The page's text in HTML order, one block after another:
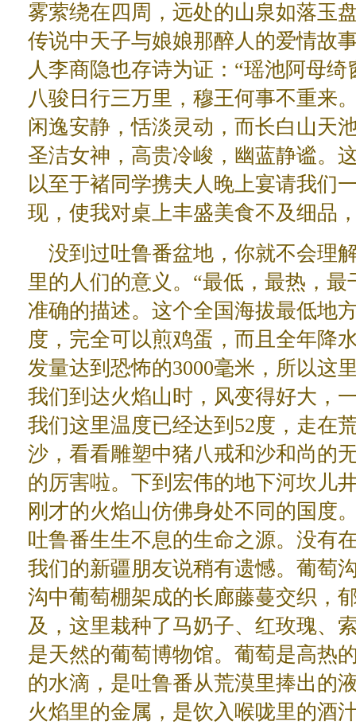
雾萦绕在四周，远处的山泉如落玉
传说中天子与娘娘那醉人的爱情故
人李商隐也存诗为证：“瑶池阿母
八骏日行三万里，穆王何事不重来
闲逸安静，恬淡灵动，而长白山天
圣洁女神，高贵冷峻，幽蓝静谧。
以至于褚同学携夫人晚上宴请我们
现，使我对桌上丰盛美食不及细品
没到过吐鲁番盆地，你就不会理
里的人们的意义。“最低，最热，
准确的描述。这个全国海拔最低地
度，完全可以煎鸡蛋，而且全年降
发量达到恐怖的3000毫米 ，所以这
我们到达火焰山时，风变得好大，
我们这里温度已经达到52度，走在
沙，看看雕塑中猪八戒和沙和尚的
的厉害啦。下到宏伟的地下河坎儿
刚才的火焰山仿佛身处不同的国度
吐鲁番生生不息的生命之源。没有
我们的新疆朋友说稍有遗憾。葡萄
沟中葡萄棚架成的长廊藤蔓交织，
及，这里栽种了马奶子、红玫瑰、
是天然的葡萄博物馆。葡萄是高热
的水滴，是吐鲁番从荒漠里捧出的
火焰里的金属，是饮入喉咙里的酒